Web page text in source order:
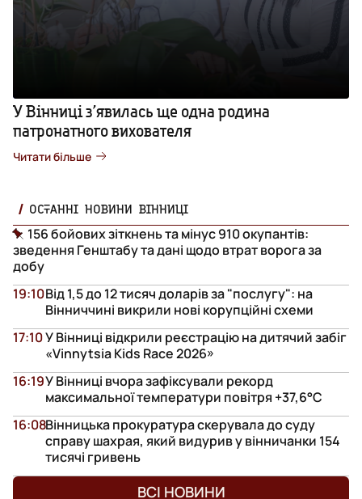
У Вінниці з’явилась ще одна родина
патронатного вихователя
Читати більше
ОСТАННІ НОВИНИ ВІННИЦІ
156 бойових зіткнень та мінус 910 окупантів:
зведення Генштабу та дані щодо втрат ворога за
добу
Від 1,5 до 12 тисяч доларів за "послугу": на
Вінниччині викрили нові корупційні схеми
19:10
У Вінниці відкрили реєстрацію на дитячий забіг
«Vinnytsia Kids Race 2026»
17:10
У Вінниці вчора зафіксували рекорд
максимальної температури повітря +37,6°С
16:19
Вінницька прокуратура скерувала до суду
справу шахрая, який видурив у вінничанки 154
тисячі гривень
16:08
ВСІ НОВИНИ